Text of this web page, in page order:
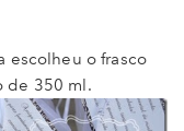
escolheu o frasco
de 350 ml.